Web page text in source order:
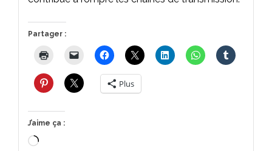
Partager :
Plus
J’aime ça :
Chargement…